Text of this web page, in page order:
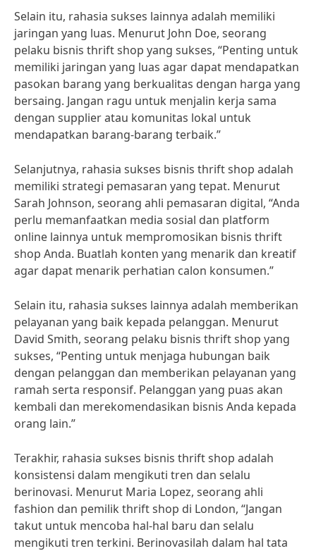
Selain itu, rahasia sukses lainnya adalah memiliki
jaringan yang luas. Menurut John Doe, seorang
pelaku bisnis thrift shop yang sukses, “Penting untuk
memiliki jaringan yang luas agar dapat mendapatkan
pasokan barang yang berkualitas dengan harga yang
bersaing. Jangan ragu untuk menjalin kerja sama
dengan supplier atau komunitas lokal untuk
mendapatkan barang-barang terbaik.”
Selanjutnya, rahasia sukses bisnis thrift shop adalah
memiliki strategi pemasaran yang tepat. Menurut
Sarah Johnson, seorang ahli pemasaran digital, “Anda
perlu memanfaatkan media sosial dan platform
online lainnya untuk mempromosikan bisnis thrift
shop Anda. Buatlah konten yang menarik dan kreatif
agar dapat menarik perhatian calon konsumen.”
Selain itu, rahasia sukses lainnya adalah memberikan
pelayanan yang baik kepada pelanggan. Menurut
David Smith, seorang pelaku bisnis thrift shop yang
sukses, “Penting untuk menjaga hubungan baik
dengan pelanggan dan memberikan pelayanan yang
ramah serta responsif. Pelanggan yang puas akan
kembali dan merekomendasikan bisnis Anda kepada
orang lain.”
Terakhir, rahasia sukses bisnis thrift shop adalah
konsistensi dalam mengikuti tren dan selalu
berinovasi. Menurut Maria Lopez, seorang ahli
fashion dan pemilik thrift shop di London, “Jangan
takut untuk mencoba hal-hal baru dan selalu
mengikuti tren terkini. Berinovasilah dalam hal tata